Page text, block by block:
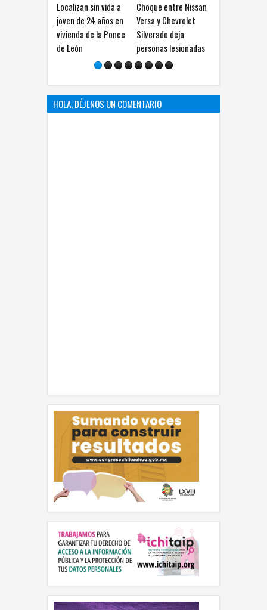
Localizan sin vida a
joven de 24 años en
vivienda de la Ponce
Choque entre Nissan
Versa y Chevrolet
Silverado deja
personas lesionadas
Se lesiona hombre al
caer de balcón en la
colonia Nacional
HOLA, DÉJENOS UN COMENTARIO